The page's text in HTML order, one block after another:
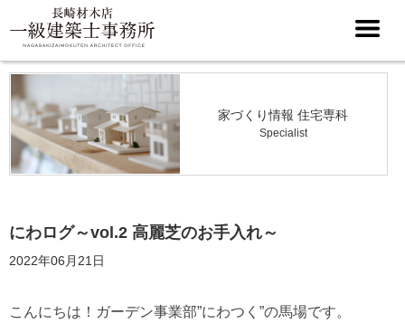
家づくり情報 住宅専科
Specialist
にわログ～vol.2 高麗芝のお手入れ～
2022年06月21日
こんにちは！ガーデン事業部”にわつく”の馬場です。